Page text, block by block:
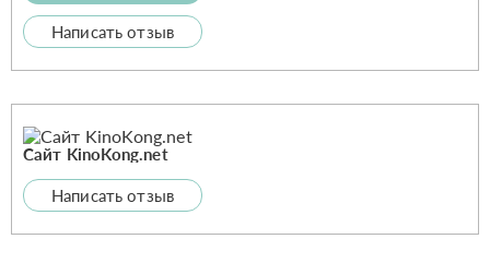
Написать отзыв
Сайт KinoKong.net
Написать отзыв